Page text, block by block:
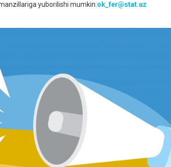
yuborilishi mumkin:ok_fer@stat.uz